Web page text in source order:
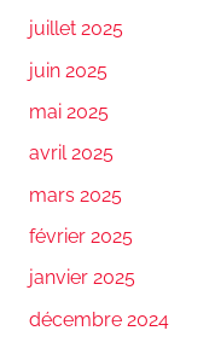
juillet 2025
juin 2025
mai 2025
avril 2025
mars 2025
février 2025
janvier 2025
décembre 2024